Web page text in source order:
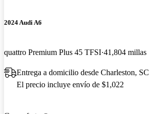
2024 Audi A6
quattro Premium Plus 45 TFSI 41,804 millas
Entrega a domicilio desde Charleston, SC
El precio incluye envío de $1,022